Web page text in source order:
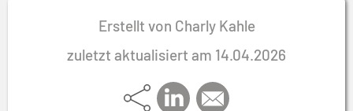
Mitarbeit motiviert.Erstellt von Charly Kahle
zuletzt aktualisiert am 14.04.2026